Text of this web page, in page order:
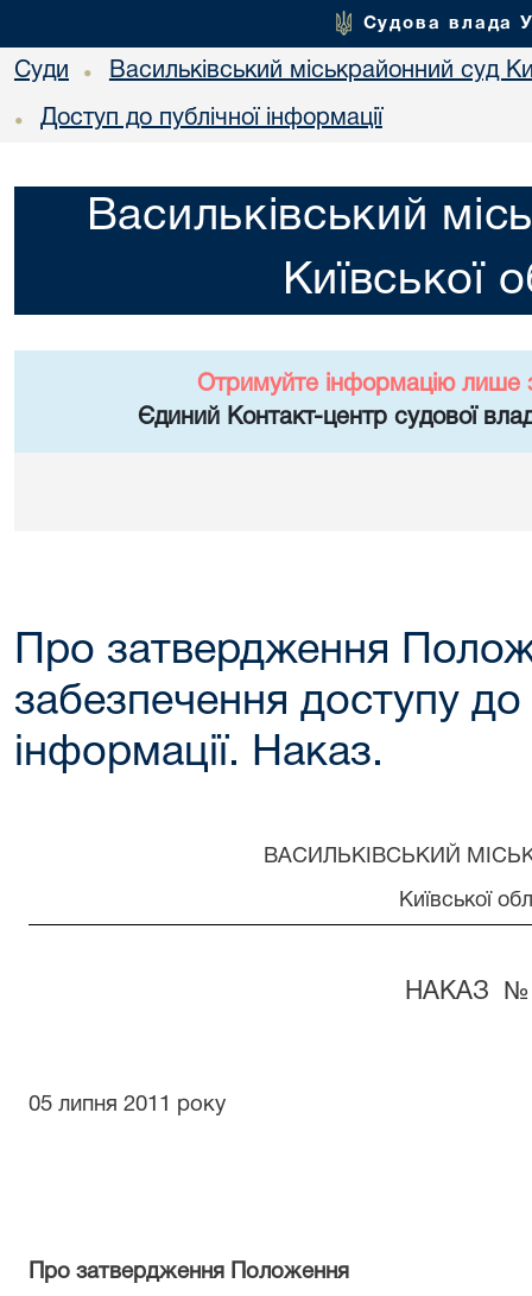
Судова влада
Суди • Васильківський міськрайонний суд
• Доступ до публічної інформації
Васильківський
Київської
Отримуйте інформацію лише
Єдиний Контакт-центр судової
Про затвердження
забезпечення доступу до
інформації. Наказ.
ВАСИЛЬКІВСЬКИЙ
Київської
НАКАЗ
05 липня 2011 року
Про затвердження оложення